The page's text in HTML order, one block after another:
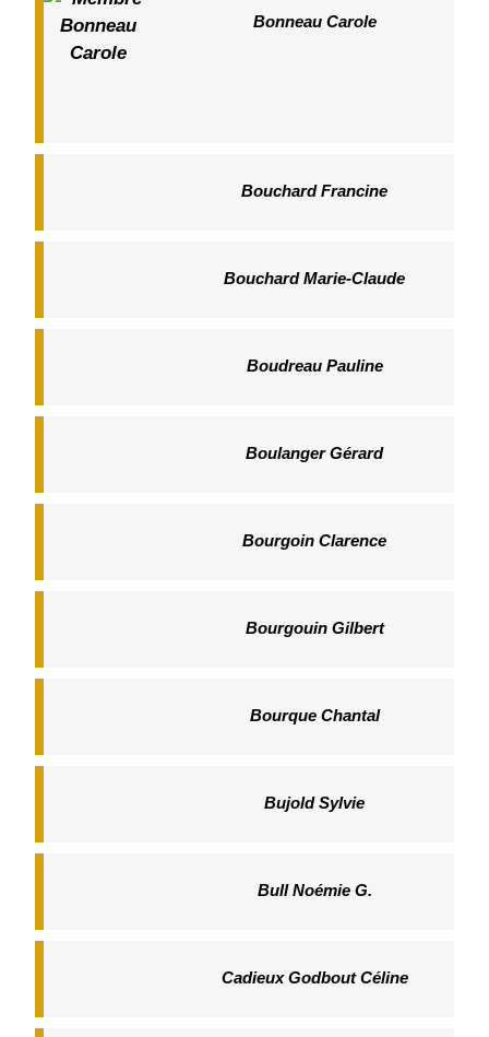
Bonneau Carole
Bouchard Francine
Bouchard Marie-Claude
Boudreau Pauline
Boulanger Gérard
Bourgoin Clarence
Bourgouin Gilbert
Bourque Chantal
Bujold Sylvie
Bull Noémie G.
Cadieux Godbout Céline